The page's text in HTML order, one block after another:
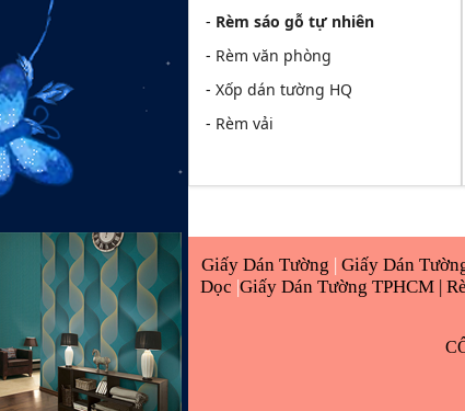
- Rèm sáo gỗ tự nhiên
- Rèm văn phòng
- Xốp dán tường HQ
- Rèm vải
Giấy Dán Tường Giấy Dán
Dọc Giấy Dán Tường TPHCM |